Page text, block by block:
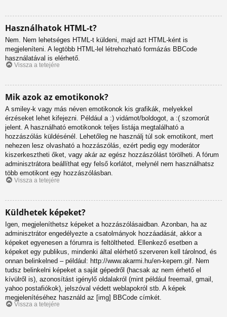
Használhatok HTML-t?
Nem. Nem lehetséges HTML-t küldeni, majd azt HTML-ként is
megjeleníteni. A legtöbb HTML-lel létrehozható formázás BBCode
használatával is elérhető.
Vissza a tetejére
Mik azok az emotikonok?
A smiley-k vagy más néven emotikonok kis grafikák, melyekkel
érzéseket lehet kifejezni. Például a :) vidámot/boldogot, a :( szomorút
jelent. A használható emotikonok teljes listája megtalálható a
hozzászólás küldésénél. Lehetőleg ne használj túl sok emotikont, mert
nehezen lesz olvasható a hozzászólás, ezért pedig egy moderátor
kiszerkesztheti őket, vagy akár az egész hozzászólást törölheti. A fórum
adminisztrátora beállíthat egy felső korlátot, melynél nem használhatsz
több emotikont egy hozzászólásban.
Vissza a tetejére
Küldhetek képeket?
Igen, megjeleníthetsz képeket a hozzászólásaidban. Azonban, ha az
adminisztrátor engedélyezte a csatolmányok hozzáadását, akkor a
képeket egyenesen a fórumra is feltöltheted. Ellenkező esetben a
képeket egy publikus, mindenki által elérhető szerveren kell tárolnod, és
onnan belinkelned – például: http://www.akarmi.hu/en-kepem.gif. Nem
tudsz belinkelni képeket a saját gépedről (hacsak az nem érhető el
kívülről is), azonosítást igénylő oldalakról (mint például freemail, gmail,
yahoo postafiókok), jelszóval védett weblapokról stb. A képek
megjelenítéséhez használd az [img] BBCode címkét.
Vissza a tetejére